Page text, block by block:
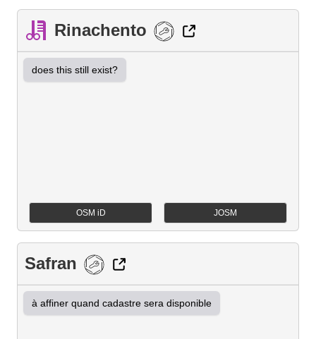
Rinachento
does this still exist?
OSM iD JOSM
Safran
à affiner quand cadastre sera disponible